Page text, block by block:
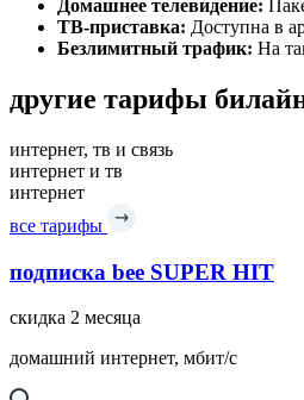
Домашнее телевидение:
ТВ-приставка: Доступна в
Безлимитный трафик: На
другие тарифы
интернет, тв и связь
интернет и тв
интернет
все тарифы
подписка bee SUPER HIT
скидка 2 месяца
домашний интернет, мбит/с